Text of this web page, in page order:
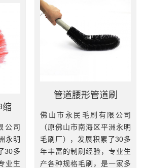
制造基地。我厂拥有一批高
素质和精干技术熟练的员
工，引进...
查看更多
批高
员
管道腰形管道刷
佛山市永民毛刷有限公司
（原佛山市南海区平洲永明
毛刷厂），发展积累了30多
年丰富的制刷经验，专业生
产各种规格毛刷，是一家多
缩
公司
永明
30多
业生